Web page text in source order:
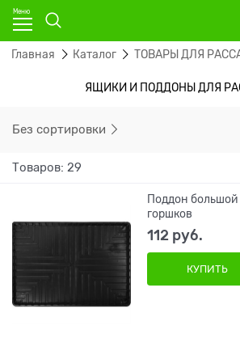
Главная Каталог ТОВАРЫ ДЛЯ
ЯЩИКИ И ПОДДОНЫ ДЛЯ
Без сортировки
Товаров: 29
Поддон большой
горшков
112 руб.
КУПИТЬ